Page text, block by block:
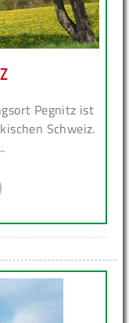
Pegnitz ist
Schweiz.